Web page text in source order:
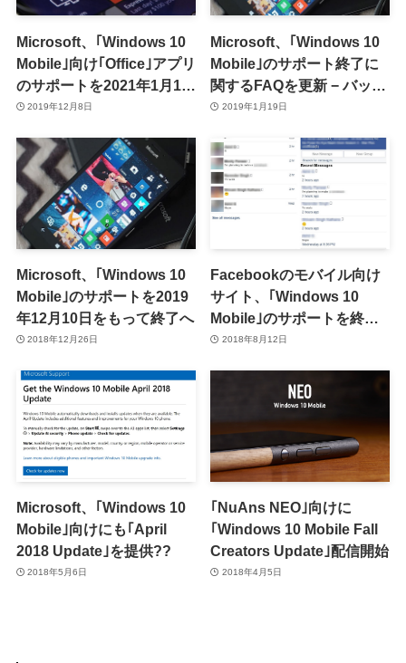
Microsoft、｢Windows 10
Mobile｣向け｢Office｣アプリ
のサポートを2021年1月12
日で終了へ
2019年12月8日
Microsoft、｢Windows 10
Mobile｣のサポート終了に
関するFAQを更新 − バック
アップ作成機能はサポート
能
2019年1月19日
Microsoft、｢Windows 10
Mobile｣のサポートを2019
年12月10日をもって終了へ
2018年12月26日
Facebookのモバイル向け
サイト、｢Windows 10
Mobile｣のサポートを終了
か2018年8月12日
Microsoft、｢Windows 10
Mobile｣向けにも｢April
2018 Update｣を提供??
2018年5月6日
｢NuAns NEO｣向けに
｢Windows 10 Mobile Fall
Creators Update｣配信開始
2018年4月5日